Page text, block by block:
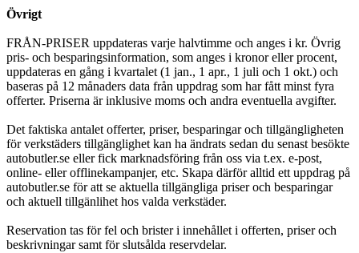
Övrigt
FRÅN-PRISER uppdateras varje halvtimme och anges i kr. Övrig
pris- och besparingsinformation, som anges i kronor eller procent,
uppdateras en gång i kvartalet (1 jan., 1 apr., 1 juli och 1 okt.) och
baseras på 12 månaders data från uppdrag som har fått minst fyra
offerter. Priserna är inklusive moms och andra eventuella avgifter.
Det faktiska antalet offerter, priser, besparingar och tillgängligheten
för verkstäders tillgänglighet kan ha ändrats sedan du senast besökte
autobutler.se eller fick marknadsföring från oss via t.ex. e-post,
online- eller offlinekampanjer, etc. Skapa därför alltid ett uppdrag på
autobutler.se för att se aktuella tillgängliga priser och besparingar
och aktuell tillgänlihet hos valda verkstäder.
Reservation tas för fel och brister i innehållet i offerten, priser och
beskrivningar samt för slutsålda reservdelar.